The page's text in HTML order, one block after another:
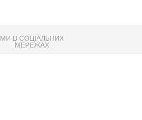
МИ В СОЦІАЛЬНИХ
МЕРЕЖАХ